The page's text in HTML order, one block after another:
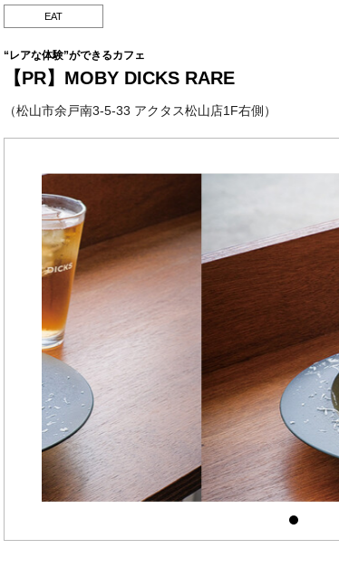
EAT
“レアな体験”ができるカフェ
【PR】MOBY DICKS RARE
（松山市余戸南3-5-33 アクタス松山店1F右側）